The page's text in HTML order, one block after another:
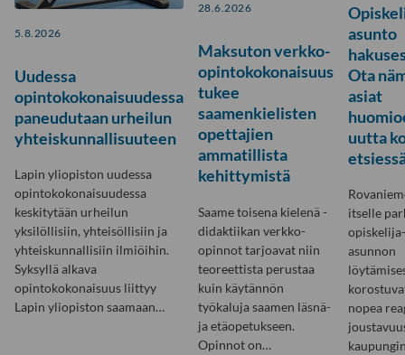
5.8.2026
Uudessa
opintokokonaisuudessa
paneudutaan urheilun
yhteiskunnallisuuteen
Lapin yliopiston uudessa
opintokokonaisuudessa
keskitytään urheilun
yksilöllisiin, yhteisöllisiin ja
yhteiskunnallisiin ilmiöihin.
Syksyllä alkava
opintokokonaisuus liittyy
Lapin yliopiston saamaan…
28.6.2026
Maksuton verkko-
opintokokonaisuus
tukee
saamenkielisten
opettajien
ammatillista
kehittymistä
Saame toisena kielenä -
didaktiikan verkko-
opinnot tarjoavat niin
teoreettista perustaa
kuin käytännön
työkaluja saamen läsnä-
ja etäopetukseen.
Opinnot on…
asunto
Ota
asiat
uutta
itselle
opiskelija-
asunnon
nopea